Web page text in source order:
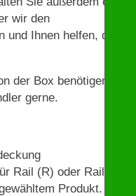
wir den
Ihnen helfen, die
der Box benötigen,
gerne.
Rail (R) oder Rail (R)
Produkt. Mit